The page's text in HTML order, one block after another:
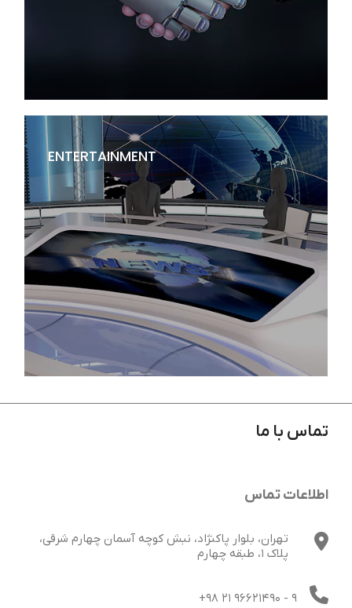
خدمان نوین کسب و کارها ENTERTAINMENT
• ارائه خدمات نوآورانه در صنعت سرگرمی
تماس با ما
اطلاعات تماس
تهران، بلوار پاکنژاد، نبش کوچه آسمان چهارم شرقی،
پلاک 1، طبقه چهارم
+98 21 96621490 - 9